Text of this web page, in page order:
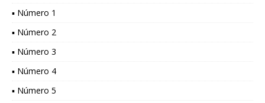
▪ Número 1
▪ Número 2
▪ Número 3
▪ Número 4
▪ Número 5